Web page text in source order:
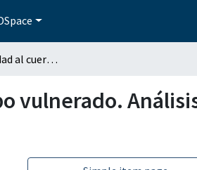
De la vulnerabilidad al cuerpo vulnerado. Análisis fenomenológico trascendental sobre violencia sexual
vulnerado.